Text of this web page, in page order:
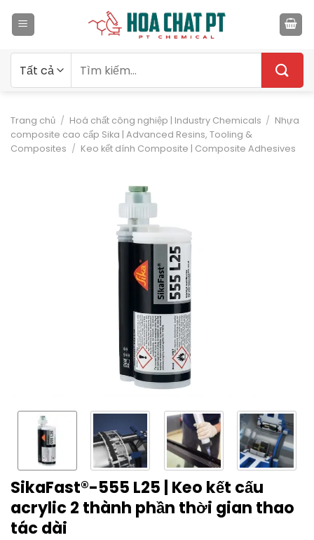
qua
kiếm:
Trang chủ / Hoá chất công nghiệp | Industry Chemicals / Nhựa
composite cao cấp Sika | Advanced Resins, Tooling &
Composites / Keo kết dính Composite | Composite Adhesives
SikaFast®-555 L25 | Keo kết cấu
acrylic 2 thành phần thời gian thao
tác dài